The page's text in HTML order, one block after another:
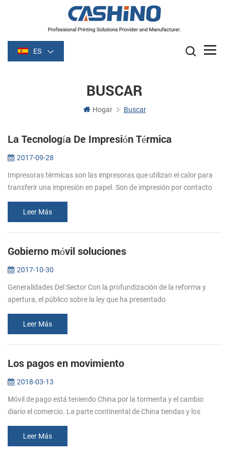
ES
BUSCAR
Hogar Buscar
La Tecnología De Impresión Térmica
2017-09-28
Impresoras térmicas son las impresoras que utilizan el calor para
transferir una impresión en papel. Son de impresión por contacto
Leer Más
Gobierno móvil soluciones
2017-10-30
Generalidades Del Sector Con la profundización de la reforma y
apertura, el público sobre la ley que ha presentado
en el trabajo, la r...
Leer Más
Los pagos en movimiento
2018-03-13
Móvil de pago está teniendo China por la tormenta y el cambio
diario el comercio. La parte continental de China tiendas y los
apps como A...
Leer Más